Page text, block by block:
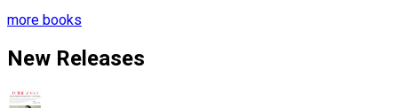
more books
New Releases